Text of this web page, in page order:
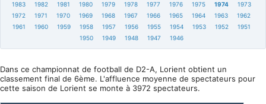
1983
1982 1981 1980 1979 1978 1977 1976 1975 1974
1973
1972
1971 1970 1969 1968 1967 1966 1965 1964 1963
1962
1961
1960 1959 1958 1957 1956 1955 1954 1953 1952
1951
1950
1949 1948 1947 1946
Dans ce championnat de football de D2-A, Lorient obtient un
classement final de 6ème. L'affluence moyenne de spectateurs pour
cette saison de Lorient se monte à 3972 spectateurs.